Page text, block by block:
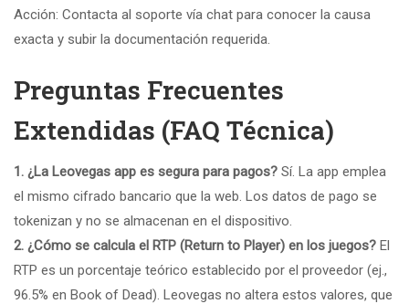
Acción: Contacta al soporte vía chat para conocer la causa
exacta y subir la documentación requerida.
Preguntas Frecuentes
Extendidas (FAQ Técnica)
1. ¿La Leovegas app es segura para pagos? Sí. La app emplea
el mismo cifrado bancario que la web. Los datos de pago se
tokenizan y no se almacenan en el dispositivo.
2. ¿Cómo se calcula el RTP (Return to Player) en los juegos? El
RTP es un porcentaje teórico establecido por el proveedor (ej.,
96.5% en Book of Dead). Leovegas no altera estos valores, que